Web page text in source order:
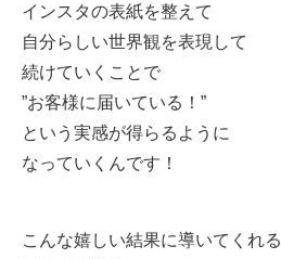
インスタの表紙を整えて
自分らしい世界観を表現して
続けていくことで
”お客様に届いている！”
という実感が得らるように
なっていくんです！
こんな嬉しい結果に導いてくれる